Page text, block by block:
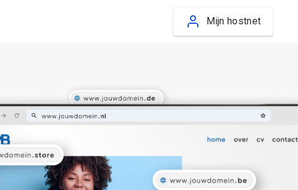
Mijn hostnet